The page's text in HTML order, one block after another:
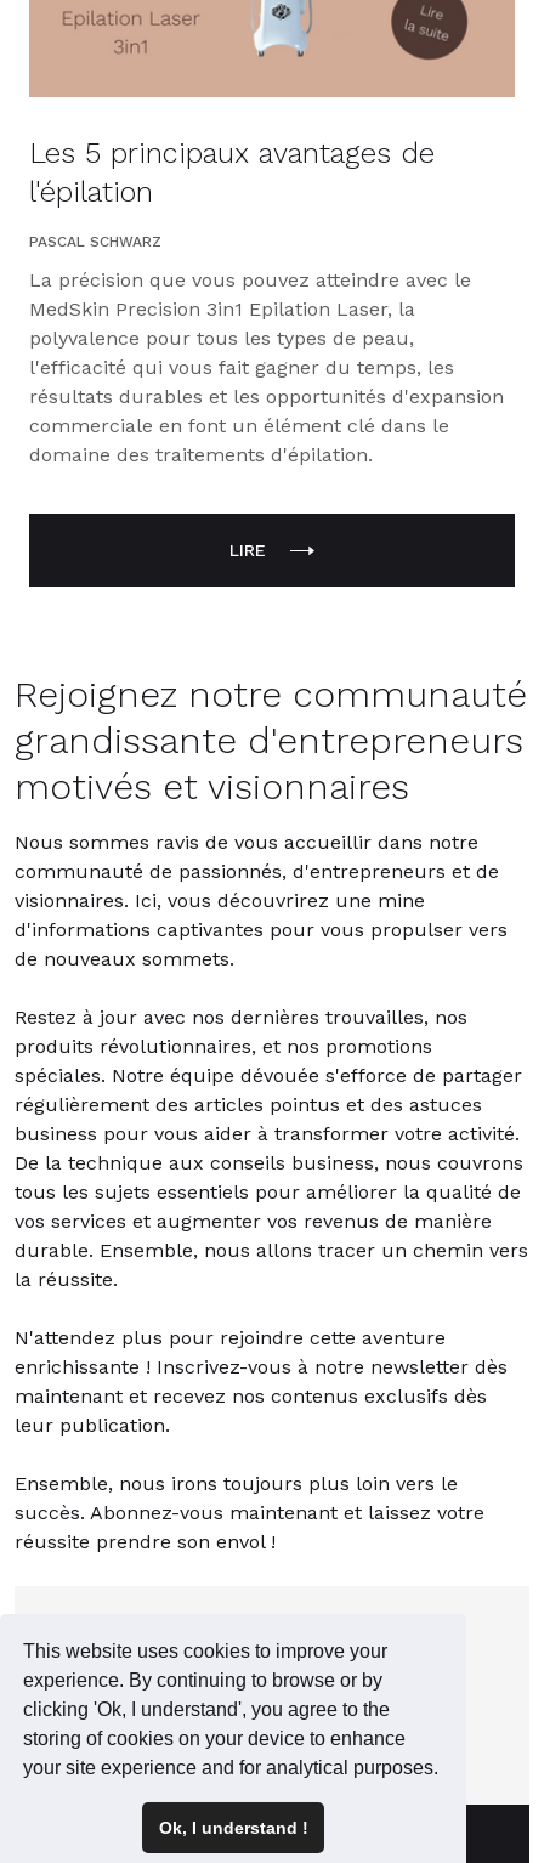
This website uses cookies to improve your
experience. By continuing to browse or by
clicking 'Ok, I understand', you agree to the
storing of cookies on your device to enhance
your site experience and for analytical purposes.
Ok, I understand !
Les 5 principaux avantages de
l'épilation
PASCAL SCHWARZ
La précision que vous pouvez atteindre avec le
MedSkin Precision 3in1 Epilation Laser, la
polyvalence pour tous les types de peau,
l'efficacité qui vous fait gagner du temps, les
résultats durables et les opportunités d'expansion
commerciale en font un élément clé dans le
domaine des traitements d'épilation.
LIRE
Rejoignez notre communauté
grandissante d'entrepreneurs
motivés et visionnaires
Nous sommes ravis de vous accueillir dans notre
communauté de passionnés, d'entrepreneurs et de
visionnaires. Ici, vous découvrirez une mine
d'informations captivantes pour vous propulser vers
de nouveaux sommets.
Restez à jour avec nos dernières trouvailles, nos
produits révolutionnaires, et nos promotions
spéciales. Notre équipe dévouée s'efforce de partager
régulièrement des articles pointus et des astuces
business pour vous aider à transformer votre activité.
De la technique aux conseils business, nous couvrons
tous les sujets essentiels pour améliorer la qualité de
vos services et augmenter vos revenus de manière
durable. Ensemble, nous allons tracer un chemin vers
la réussite.
N'attendez plus pour rejoindre cette aventure
enrichissante ! Inscrivez-vous à notre newsletter dès
maintenant et recevez nos contenus exclusifs dès
leur publication.
Ensemble, nous irons toujours plus loin vers le
succès. Abonnez-vous maintenant et laissez votre
réussite prendre son envol !